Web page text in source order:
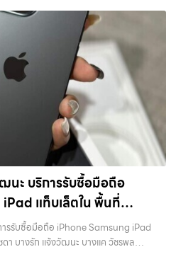
พล, รามอินทรา, รวมถึง บางนา, บางพลี,
หินไม่ว่าคุณจะต้องการ รับซื้อโทรศัพท์, รับ
แท็บเล็ต, หรือบริการอื่นๆ เกี่ยวกับสินค้า
การครบวงจร บริการของเรา เราให้บริการ
งการขายอุปกรณ์ไอที ไม่ว่าจะเป็น: รับซื้อไอ
ารเปลี่ยนรุ่น หรือต้องการเงินด่วน เราจึง
ง ฟรี ปราบปรามความยุ่งยากทั้งหลาย โดย
งินทันทีเมื่อตกลงซื้อขายสำเร็จ บริการของเรา
-เก่า, Samsung ทุกรุ่น, iPad และแท็บเล็ต
สภาพใช้งานแล้ว ตกแต่งแล้ว หรือมีรอยบ้าง
นอยู่แค่ยี่ห้อ แต่ขึ้นอยู่กับสภาพจริง ความครบ
ของคุณ เราจึงตั้งใจให้บริการในเขต
ฒนะ, บางแค, วัชรพล, รามอินทรา, บางนา,
นิคม, วังหิน อย่างเต็มที่ ไม่ว่าคุณจะค้นหาคำ
อโทรศัพท์มือสองกรุงเทพ”, “ขาย iPad ได้
พถึงที่”, หรือ “รับซื้อ Samsung มือสอง
บริการของเรามุ่งตรงให้คุณได้รับราคาและ
อกเราแล้วคุณจะได้บริการที่คุณไว้วางใจ
มสะดวก นัดรับถึงที่ ตรวจสภาพอย่างมือ
นี้เพื่อให้การขายอุปกรณ์ของคุณเป็นเรื่อง
มค่ากว่า ทำไมต้องเลือกเรา ผู้เชี่ยวชาญด้าน
Samsung, ไอแพด แท็บเล็ตทุกยี่ห้อ ใน
นใกล้ฉัน — ผู้เชี่ยวชาญด้านการให้บริการ รับ
ไอแพด แท็บเล็ตทุกยี่ห้อ ในราคาสูง พร้อม
ฉัน ผู้เชี่ยวชาญด้านการให้บริการ รับซื้อมือถือ
ท็บเล็ตทุกยี่ห้อ ในราคาสูง พร้อมจ่ายเงิน
นใกล้ฉัน รับซื้อ iPad และแท็บเล็ตทุกแบรนด์
เร็ว ประสบการณ์เหนือระดับกับการ รับซื้อ
อถือ ยินดีต้อนรับสู่ “รับซื้อขายมือถือ.com”
บบริการ รับซื้อ มือถือ iPhone, Samsung,
าสูง พร้อมจ่ายเงินทันที ครอบคลุมพื้นที่
ฒนะ, บางแค, วัชรพล, รามอินทรา และเขต
ในยุคที่สมาร์ทโฟน แท็บเล็ต และอุปกรณ์ไอที
เวลา อุปกรณ์ที่คุณใช้แล้วอาจกลายเป็นของ
งเราจึงเกิดขึ้นเพื่อเป็นทางเลือกให้คุณ
วให้กลายเป็นเงินสดได้ทันที ด้วยบริการ รับ
พมหานคร อย่างครบวงจร ไม่ว่าคุณจะอยู่
มีทีมงานพร้อมให้บริการถึงที่ในพื้นที่ “ใกล้
นะ บริการรับซื้อมือถือ
แท็บเล็ตใน พื้นที่
ก แจ้งวัฒนะ บางแค วัชรพล
ยเงินทันที
รรับซื้อมือถือ iPhone Samsung iPad
า บางรัก แจ้งวัฒนะ บางแค วัชรพล